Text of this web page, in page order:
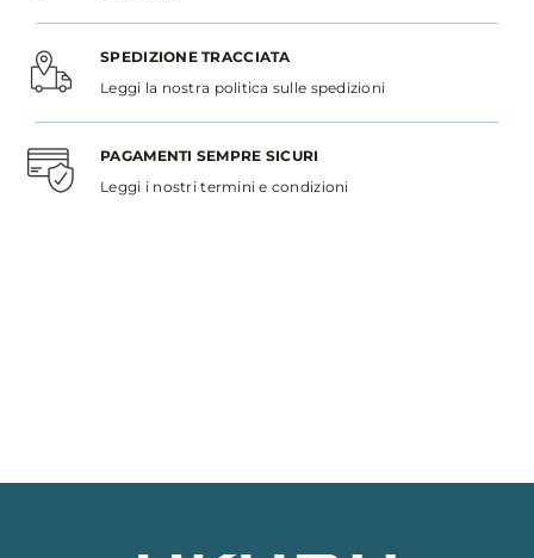
SPEDIZIONE TRACCIATA
Leggi la nostra politica sulle spedizioni
PAGAMENTI SEMPRE SICURI
Leggi i nostri termini e condizioni